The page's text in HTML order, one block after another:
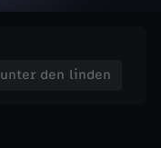
unter den linden